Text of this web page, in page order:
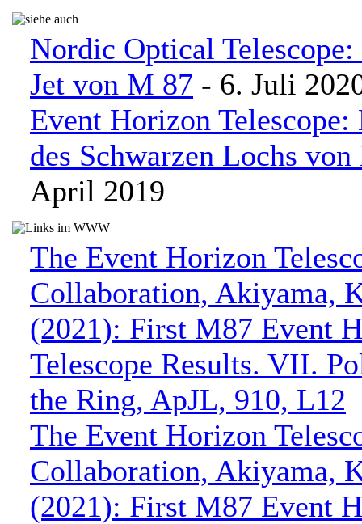
Nordic Optical
Jet von M 87 - 6. Juli
Event Horizon Telescope:
des Schwarzen Lochs
April 2019
The Event Horizon
Collaboration, Akiyama,
(2021): First M87 Event
Telescope Results. VII.
the Ring, ApJL, 910, L12
The Event Horizon
Collaboration, Akiyama,
(2021): First M87 Event